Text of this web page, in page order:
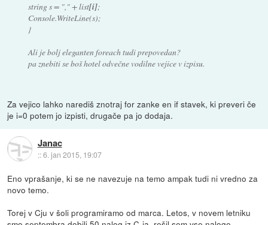
string s = "," + list[i];
Console.WriteLine(s);
}
Ali je bolj eleganten foreach tudi prepovedan?
pa znebiti se boš hotel odvečne vodilne vejice v izpisu.
Za vejico lahko narediš znotraj for zanke en if stavek, ki preveri če
je i=0 potem jo izpisti, drugače pa jo dodaja.
Janac
::6. jan 2015, 19:07
Eno vprašanje, ki se ne navezuje na temo ampak tudi ni vredno za
novo temo.
Torej v Cju v šoli programiramo od marca. Letos, v novem letniku